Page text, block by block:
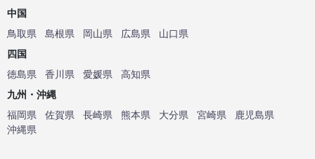
中国
鳥取県
島根県 岡山県 広島県
山口県
四国
徳島県
香川県 愛媛県
高知県
九州・沖縄
福岡県
佐賀県 長崎県 熊本県 大分県 宮崎県
鹿児島県
沖縄県